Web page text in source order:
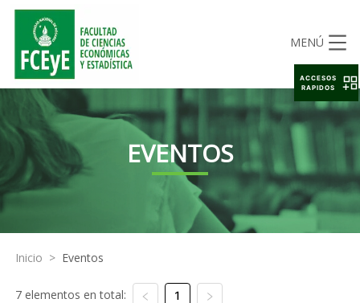
MENÚ
EVENTOS
Inicio > Eventos
7 elementos en total: 1
ACCESOS
RAPIDOS